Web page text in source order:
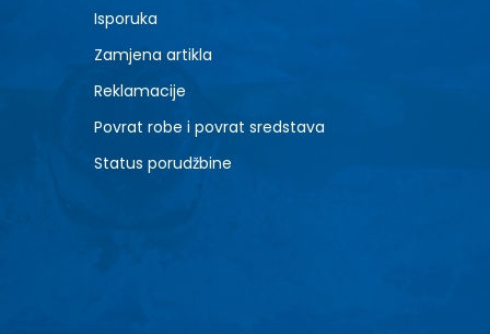
Isporuka
Zamjena artikla
Reklamacije
Povrat robe i povrat sredstava
Status porudžbine